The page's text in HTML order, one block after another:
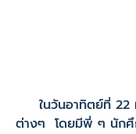
ในวันอาทิตย์ที่ 22 มี
ต่างๆ โดยมีพี่ ๆ นักศึ